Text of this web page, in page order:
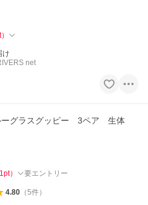
）
け
net
グラスグッピー 3ペア 生体
pt） 要エントリー
4.80（5件）